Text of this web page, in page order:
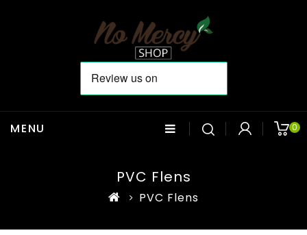
0
MENU
PVC Flens
PVC Flens